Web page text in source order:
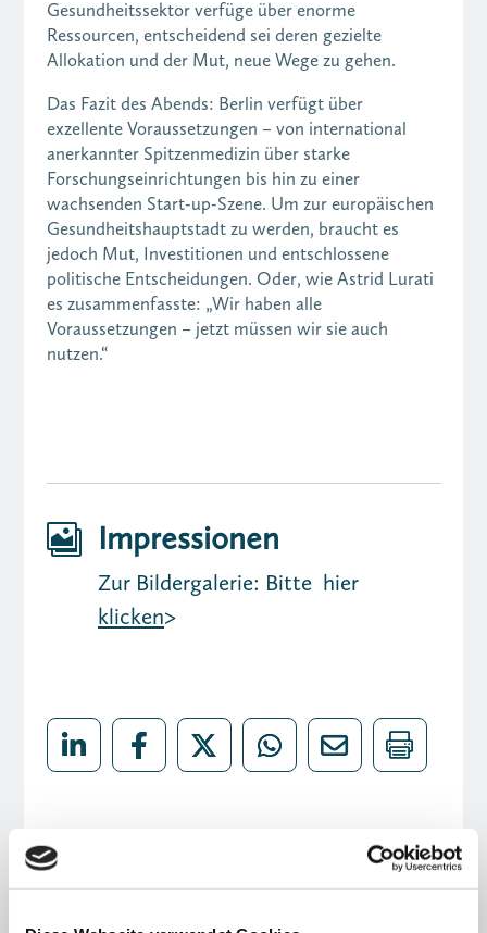
Gesundheitssektor verfüge über enorme
Ressourcen, entscheidend sei deren gezielte
Allokation und der Mut, neue Wege zu gehen.
Das Fazit des Abends: Berlin verfügt über
exzellente Voraussetzungen – von international
anerkannter Spitzenmedizin über starke
Forschungseinrichtungen bis hin zu einer
wachsenden Start-up-Szene. Um zur europäischen
Gesundheitshauptstadt zu werden, braucht es
jedoch Mut, Investitionen und entschlossene
politische Entscheidungen. Oder, wie Astrid Lurati
es zusammenfasste: „Wir haben alle
Voraussetzungen – jetzt müssen wir sie auch
nutzen.“
 Impressionen
Zur Bildergalerie: Bitte hier
klicken>